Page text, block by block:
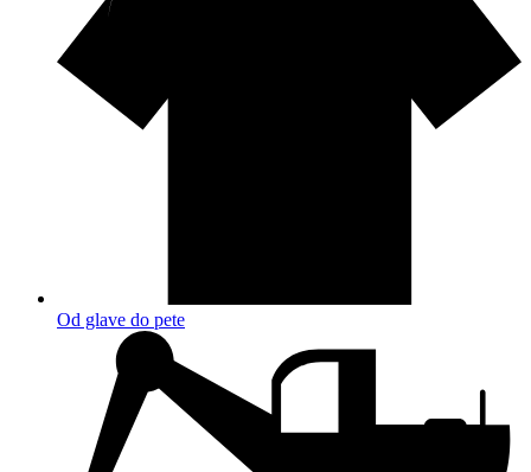
Od glave do pete